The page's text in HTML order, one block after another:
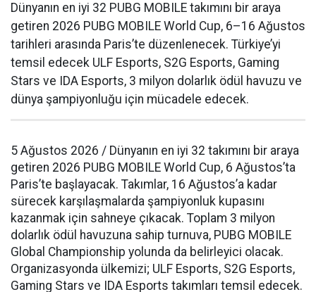
Dünyanın en iyi 32 PUBG MOBILE takımını bir araya
getiren 2026 PUBG MOBILE World Cup, 6–16 Ağustos
tarihleri arasında Paris’te düzenlenecek. Türkiye’yi
temsil edecek ULF Esports, S2G Esports, Gaming
Stars ve IDA Esports, 3 milyon dolarlık ödül havuzu ve
dünya şampiyonluğu için mücadele edecek.
5 Ağustos 2026 / Dünyanın en iyi 32 takımını bir araya
getiren 2026 PUBG MOBILE World Cup, 6 Ağustos’ta
Paris’te başlayacak. Takımlar, 16 Ağustos’a kadar
sürecek karşılaşmalarda şampiyonluk kupasını
kazanmak için sahneye çıkacak. Toplam 3 milyon
dolarlık ödül havuzuna sahip turnuva, PUBG MOBILE
Global Championship yolunda da belirleyici olacak.
Organizasyonda ülkemizi; ULF Esports, S2G Esports,
Gaming Stars ve IDA Esports takımları temsil edecek.